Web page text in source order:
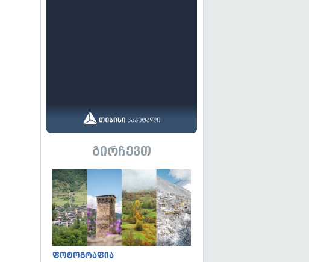
გირჩევთ
ფოტოგრაფია